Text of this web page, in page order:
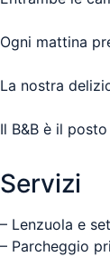
Ogni mattina
La nostra
Il B&B è il
Servizi
– Lenzuola e
– Parcheggio